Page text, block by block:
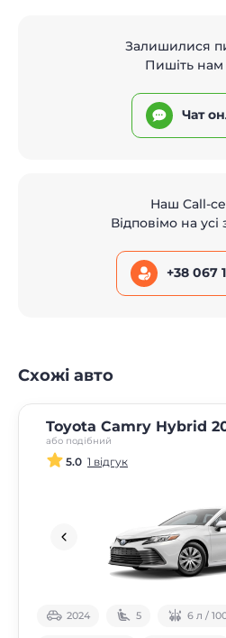
Залишилися
Пишіть нам
Чат
Наш Call-
Відповімо на
+38 067
Схожі авто
Toyota Camry Hybrid
або подібний
5.0 1 відгук
2024 5 6 л /